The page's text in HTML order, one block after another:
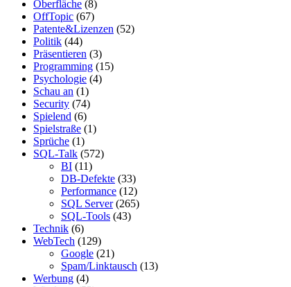
Oberfläche (8)
OffTopic (67)
Patente&Lizenzen (52)
Politik (44)
Präsentieren (3)
Programming (15)
Psychologie (4)
Schau an (1)
Security (74)
Spielend (6)
Spielstraße (1)
Sprüche (1)
SQL-Talk (572)
BI (11)
DB-Defekte (33)
Performance (12)
SQL Server(265)
SQL-Tools (43)
Technik (6)
WebTech (129)
Google (21)
Spam/Linktausch (13)
Werbung (4)